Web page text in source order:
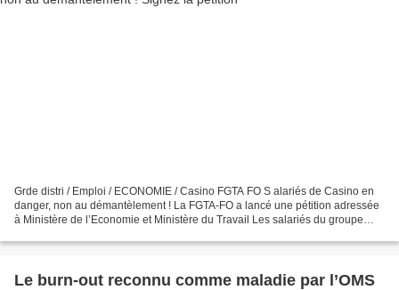
Grde distri / Emploi / ECONOMIE / Casino FGTA FO S alariés de Casino en
danger, non au démantèlement ! La FGTA-FO a lancé une pétition adressée
à Ministère de l’Economie et Ministère du Travail Les salariés du groupe
Le burn-out reconnu comme maladie par l’OMS